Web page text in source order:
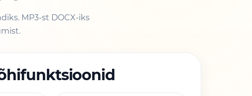
MP3-st DOCX-iks